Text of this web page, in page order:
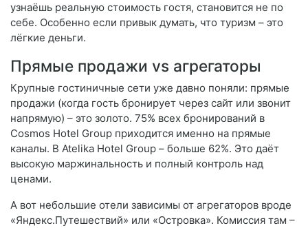
узнаёшь реальную стоимость гостя, становится не по
себе. Особенно если привык думать, что туризм – это
лёгкие деньги.
Прямые продажи vs агрегаторы
Крупные гостиничные сети уже давно поняли: прямые
продажи (когда гость бронирует через сайт или звонит
напрямую) – это золото. 75% всех бронирований в
Cosmos Hotel Group приходится именно на прямые
каналы. В Atelika Hotel Group – больше 62%. Это даёт
высокую маржинальность и полный контроль над
ценами.
А вот небольшие отели зависимы от агрегаторов вроде
«Яндекс.Путешествий» или «Островка». Комиссия там –